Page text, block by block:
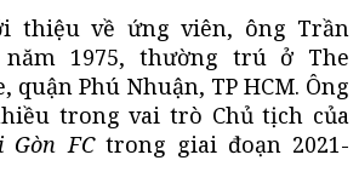
thiệu về ứng viên, ông Trần
1975, thường trú ở The
quận Phú Nhuận, TP HCM. Ông
trong vai trò Chủ tịch của
Gòn FCtrong giai đoạn 2021-